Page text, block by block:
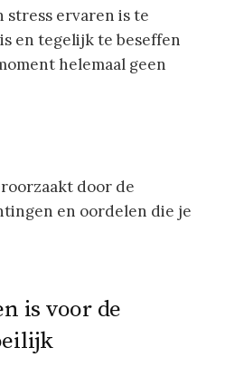
stress ervaren is te
en tegelijk te beseffen
helemaal geen
door de
en oordelen die je
is voor de